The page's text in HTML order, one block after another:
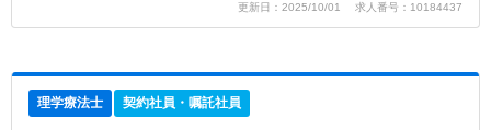
更新日：2025/10/01 求人番号：10184437
理学療法士 契約社員・嘱託社員